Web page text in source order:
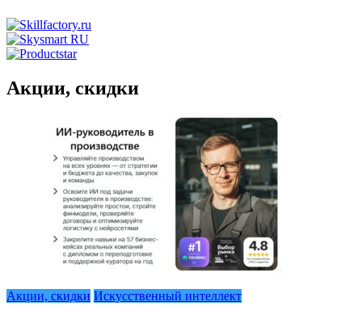
Акции, скидки
Акции, скидки Искусственный интеллект